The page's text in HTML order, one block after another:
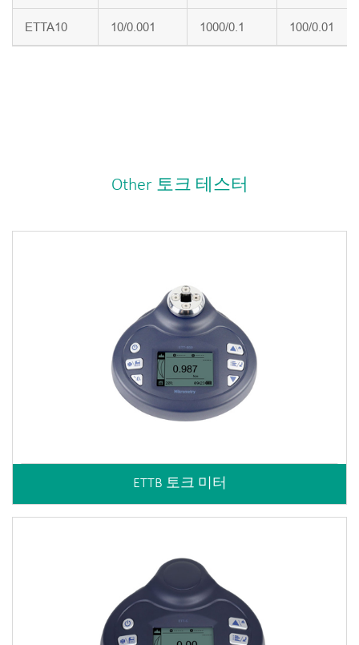
ETTA10 10/0.001 1000/0.1 100/0.01
Other 토크 테스터
ETTB 토크 미터